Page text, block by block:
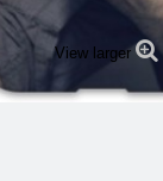
View larger